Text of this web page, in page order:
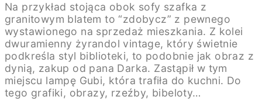
Na przykład stojąca obok sofy szafka z
granitowym blatem to “zdobycz” z pewnego
wystawionego na sprzedaż mieszkania. Z kolei
dwuramienny żyrandol vintage, który świetnie
podkreśla styl biblioteki, to podobnie jak obraz z
dynią, zakup od pana Darka. Zastąpił w tym
miejscu lampę Gubi, która trafiła do kuchni. Do
tego grafiki, obrazy, rzeźby, bibeloty…